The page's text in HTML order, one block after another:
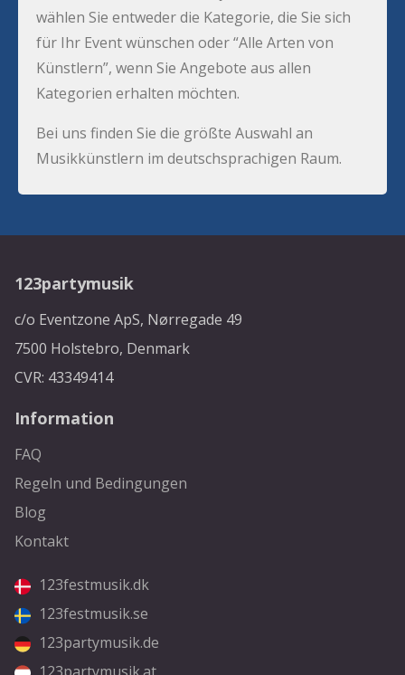
wählen Sie entweder die Kategorie, die Sie sich
für Ihr Event wünschen oder “Alle Arten von
Künstlern”, wenn Sie Angebote aus allen
Kategorien erhalten möchten.
Bei uns finden Sie die größte Auswahl an
Musikkünstlern im deutschsprachigen Raum.
123partymusik
c/o Eventzone ApS, Nørregade 49
7500 Holstebro, Denmark
CVR: 43349414
Information
FAQ
Regeln und Bedingungen
Blog
Kontakt
123festmusik.dk
123festmusik.se
123partymusik.de